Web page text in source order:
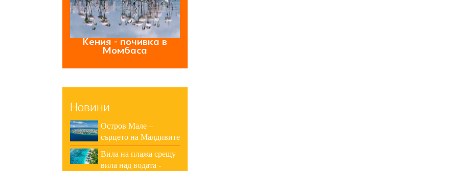
Кения - почивка в
Момбаса
Новини
Остров Мале –
сърцето на Малдивите
Вила на плажа срещу
вила над водата -